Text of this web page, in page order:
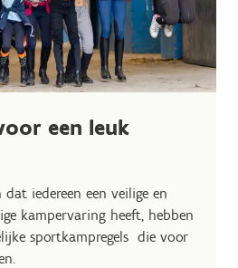
een leuk
iedereen een veilige en
kampervaring heeft, hebben
sportkampregels die voor